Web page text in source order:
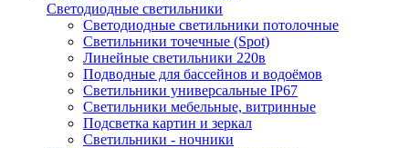
Светодиодные светильники
Светодиодные светильники потолочные
Светильники точечные (Spot)
Линейные светильники 220в
Подводные для бассейнов и водоёмов
Светильники универсальные IP67
Светильники мебельные, витринные
Подсветка картин и зеркал
Светильники - ночники